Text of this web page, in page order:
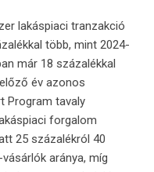
lakáspiaci tranzakció
több, mint 2024-
már 18 százalékkal
év azonos
Program tavaly
forgalom
25 százalékról 40
aránya, míg